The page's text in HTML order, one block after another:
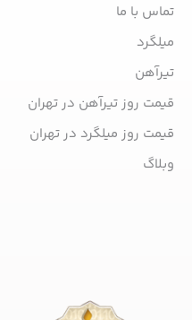
تماس با ما
میلگرد
تیرآهن
قیمت روز تیرآهن در تهران
قیمت روز میلگرد در تهران
وبلاگ